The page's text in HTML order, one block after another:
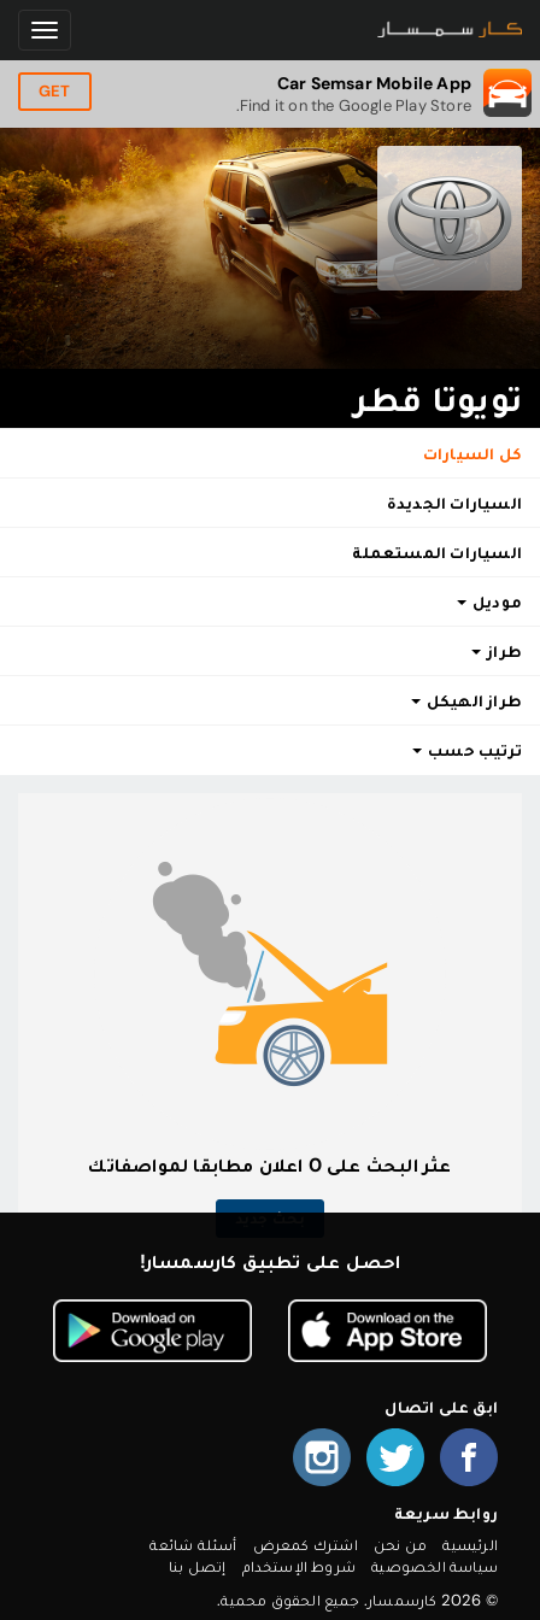
Car Semsar Mobile App
Find it on the Google Play Store.
GET
تويوتا قطر
كل السيارات
السيارات الجديدة
السيارات المستعملة
موديل
طراز
طراز الهيكل
ترتيب حسب
عثر البحث على 0 اعلان مطابقا لمواصفاتك
بحث جديد
احصل على تطبيق كارسمسار!
ابق على اتصال
روابط سريعة
الرئيسية من نحن اشترك كمعرض
أسئلة شائعة
سياسة الخصوصية
شروط الإستخدام
إتصل بنا
© 2026 كارسمسار. جميع الحقوق محمية.